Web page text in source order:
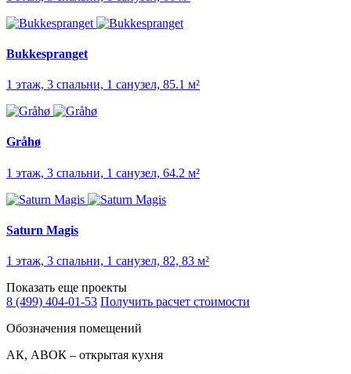
Bukkespranget
1 этаж, 3 спальни, 1 санузел, 85.1 м²
Gråhø
1 этаж, 3 спальни, 1 санузел, 64.2 м²
Saturn Magis
1 этаж, 3 спальни, 1 санузел, 82, 83 м²
Показать еще проекты
8 (499) 404-01-53 Получить расчет стоимости
Обозначения помещений
АК, АВОК – открытая кухня